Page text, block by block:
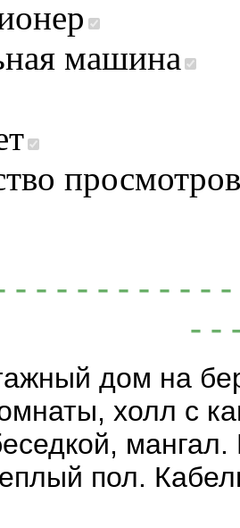
машина
просмотров
- - - - - - - - - -
- -
дом на
холл с
пол.